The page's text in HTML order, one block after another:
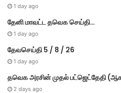
1 day ago
தேனி மாவட்ட தவெக செய்தி…
1 day ago
தேவசெய்தி 5 / 8 / 26
1 day ago
தவெக அரசின் முதல் பட்​ஜெட்தேதி
2 days ago